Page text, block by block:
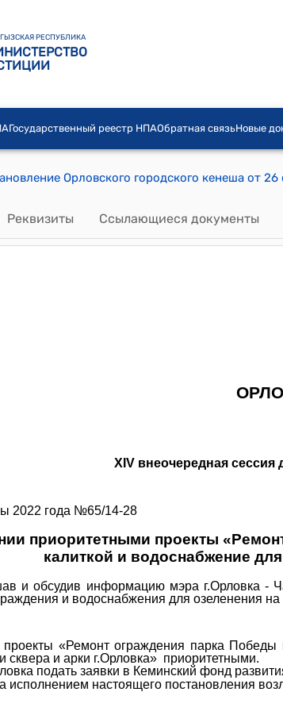
РЕСПУБЛИКА
Государственный реестр НПАОбратная связьНовые
Реквизиты Ссылающиеся документы